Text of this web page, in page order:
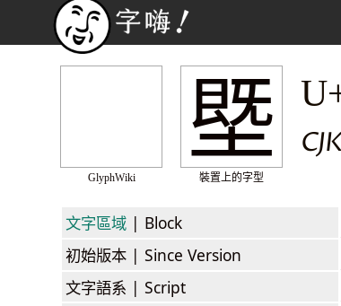
GlyphWiki
塈
裝置上的字型
文字區域 | Block
初始版本 | Since Version
文字語系 | Script